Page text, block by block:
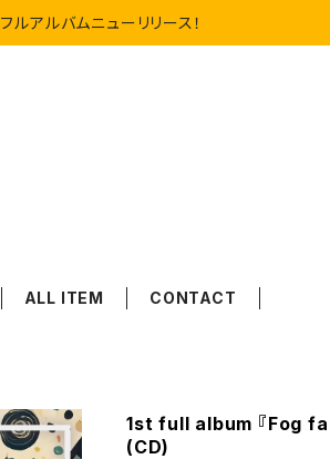
フルアルバムニューリリース！
ALL ITEM CONTACT
1st full album 『Fog
(CD)